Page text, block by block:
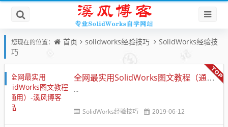
您现在的位置： 首页 solidworks经验技巧
SolidWorks经验技
巧
全网最实用SolidWorks图文教程（通用）-溪风博客出品
...
SolidWorks经验技巧 2019-06-12